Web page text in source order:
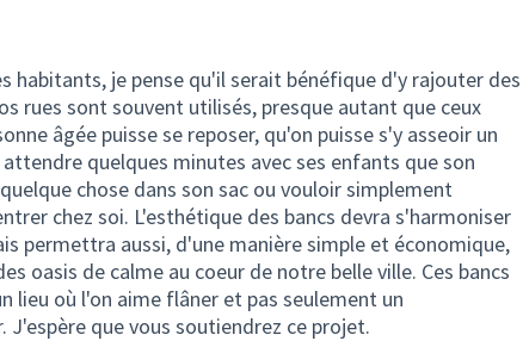
habitants, je pense qu'il serait bénéfique d'y rajouter des
rues sont souvent utilisés, presque autant que ceux
âgée puisse se reposer, qu'on puisse s'y asseoir un
quelques minutes avec ses enfants que son
chose dans son sac ou vouloir simplement
chez soi. L'esthétique des bancs devra s'harmoniser
permettra aussi, d'une manière simple et économique,
oasis de calme au coeur de notre belle ville. Ces bancs
lieu où l'on aime flâner et pas seulement un
J'espère que vous soutiendrez ce projet.